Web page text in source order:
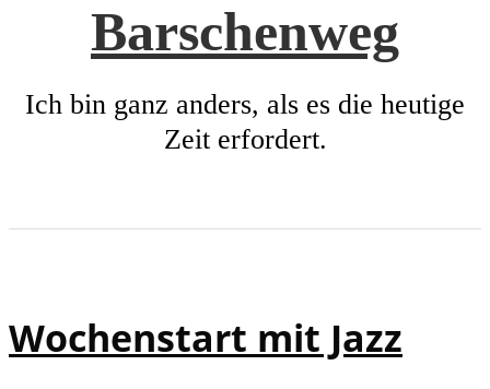
Barschenweg
Ich bin ganz anders, als es die heutige
Zeit erfordert.
Wochenstart mit Jazz